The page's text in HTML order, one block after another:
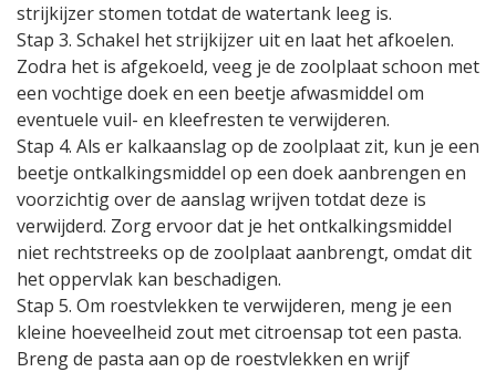
strijkijzer stomen totdat de watertank leeg is.
Stap 3. Schakel het strijkijzer uit en laat het afkoelen.
Zodra het is afgekoeld, veeg je de zoolplaat schoon met
een vochtige doek en een beetje afwasmiddel om
eventuele vuil- en kleefresten te verwijderen.
Stap 4. Als er kalkaanslag op de zoolplaat zit, kun je een
beetje ontkalkingsmiddel op een doek aanbrengen en
voorzichtig over de aanslag wrijven totdat deze is
verwijderd. Zorg ervoor dat je het ontkalkingsmiddel
niet rechtstreeks op de zoolplaat aanbrengt, omdat dit
het oppervlak kan beschadigen.
Stap 5. Om roestvlekken te verwijderen, meng je een
kleine hoeveelheid zout met citroensap tot een pasta.
Breng de pasta aan op de roestvlekken en wrijf